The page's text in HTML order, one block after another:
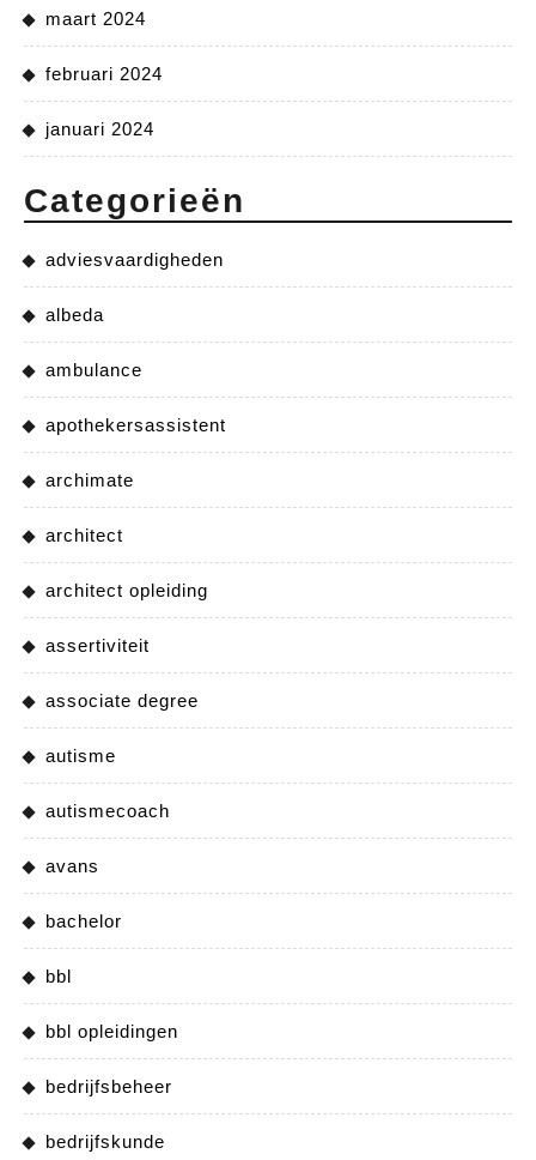
maart 2024
februari 2024
januari 2024
Categorieën
adviesvaardigheden
albeda
ambulance
apothekersassistent
archimate
architect
architect opleiding
assertiviteit
associate degree
autisme
autismecoach
avans
bachelor
bbl
bbl opleidingen
bedrijfsbeheer
bedrijfskunde